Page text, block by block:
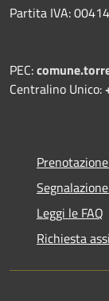
Partita IVA:
PEC:
Centralino Unico:
Leggi le FAQ
Richiesta